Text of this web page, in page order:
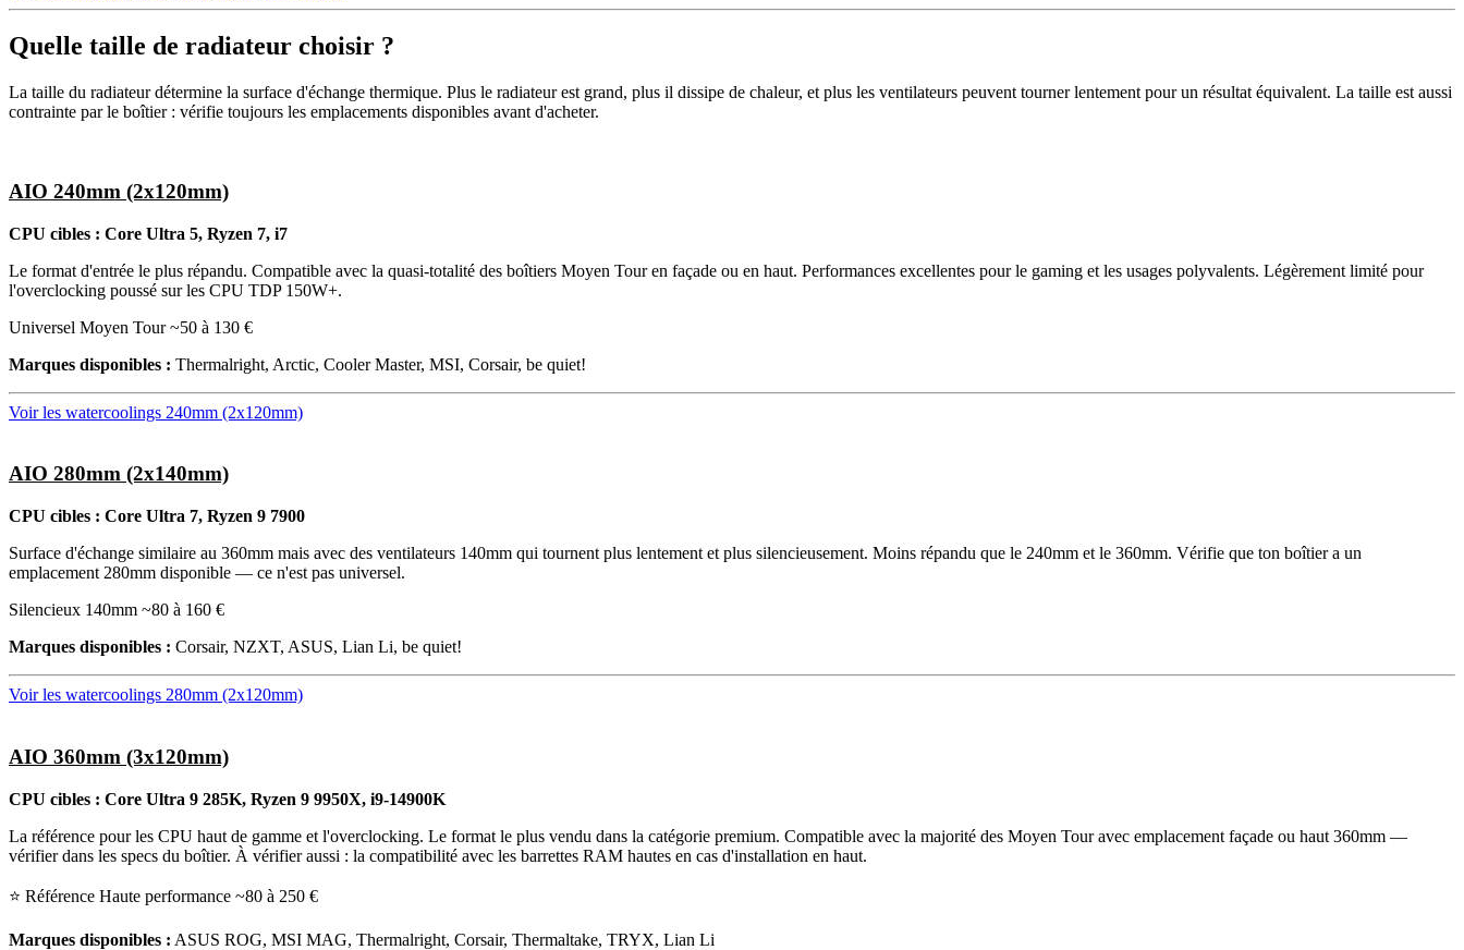
Quelle taille de radiateur choisir ?
La taille du radiateur détermine la surface d'échange thermique. Plus le radiateur est grand, plus il dissipe de chaleur, et plus les ventilateurs peuvent tourner lentement pour un résultat équivalent. La taille est aussi
contrainte par le boîtier : vérifie toujours les emplacements disponibles avant d'acheter.
AIO 240mm (2x120mm)
CPU cibles : Core Ultra 5, Ryzen 7, i7
Le format d'entrée le plus répandu. Compatible avec la quasi-totalité des boîtiers Moyen Tour en façade ou en haut. Performances excellentes pour le gaming et les usages polyvalents. Légèrement limité pour
l'overclocking poussé sur les CPU TDP 150W+.
Universel Moyen Tour ~50 à 130 €
Marques disponibles : Thermalright, Arctic, Cooler Master, MSI, Corsair, be quiet!
Voir les watercoolings 240mm (2x120mm)
AIO 280mm (2x140mm)
CPU cibles : Core Ultra 7, Ryzen 9 7900
Surface d'échange similaire au 360mm mais avec des ventilateurs 140mm qui tournent plus lentement et plus silencieusement. Moins répandu que le 240mm et le 360mm. Vérifie que ton boîtier a un
emplacement 280mm disponible — ce n'est pas universel.
Silencieux 140mm ~80 à 160 €
Marques disponibles : Corsair, NZXT, ASUS, Lian Li, be quiet!
Voir les watercoolings 280mm (2x120mm)
AIO 360mm (3x120mm)
CPU cibles : Core Ultra 9 285K, Ryzen 9 9950X, i9-14900K
La référence pour les CPU haut de gamme et l'overclocking. Le format le plus vendu dans la catégorie premium. Compatible avec la majorité des Moyen Tour avec emplacement façade ou haut 360mm —
vérifier dans les specs du boîtier. À vérifier aussi : la compatibilité avec les barrettes RAM hautes en cas d'installation en haut.
⭐ Référence Haute performance ~80 à 250 €
Marques disponibles : ASUS ROG, MSI MAG, Thermalright, Corsair, Thermaltake, TRYX, Lian Li